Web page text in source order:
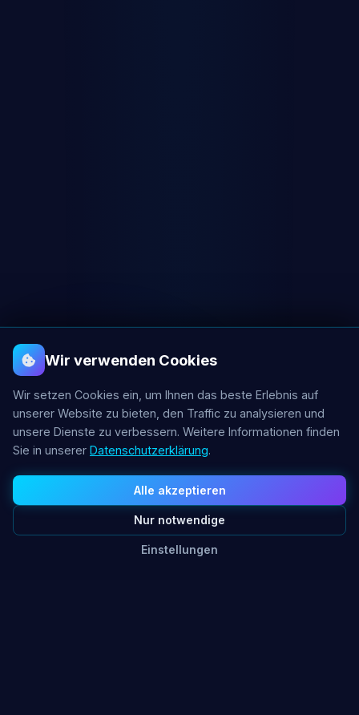
Wir verwenden Cookies
Wir setzen Cookies ein, um Ihnen das beste Erlebnis auf
unserer Website zu bieten, den Traffic zu analysieren und
unsere Dienste zu verbessern. Weitere Informationen finden
Sie in unserer Datenschutzerklärung.
Alle akzeptieren
Nur notwendige
Einstellungen